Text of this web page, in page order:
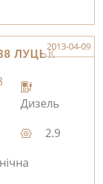
ЛУЦЬК
2013-04-09
Дизель
2.9